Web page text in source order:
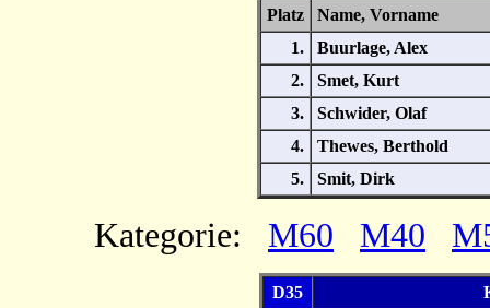
Platz
Name, Vorname
1.
Buurlage, Alex
2.
Smet, Kurt
3.
Schwider, Olaf
4.
Thewes, Berthold
5.
Smit, Dirk
Kategorie: M60 M40
D35